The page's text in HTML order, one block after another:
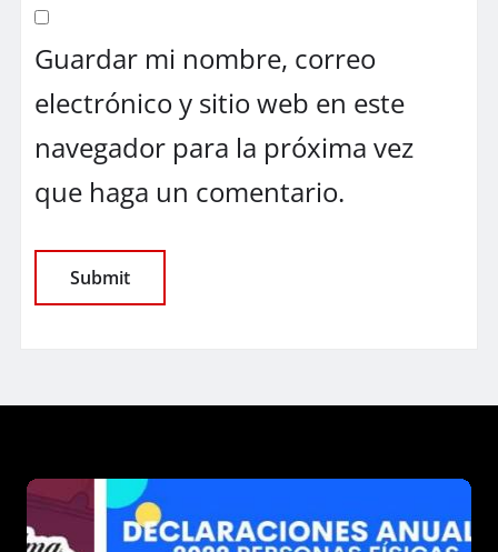
Guardar mi nombre, correo
electrónico y sitio web en este
navegador para la próxima vez
que haga un comentario.